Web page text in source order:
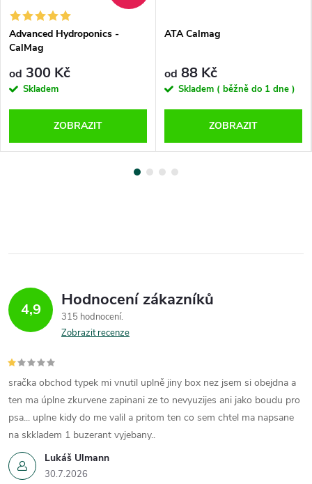
Advanced Hydroponics -
CalMag
od 300 Kč
Skladem
ZOBRAZIT
ATA Calmag
od 88 Kč
Skladem ( běžně do 1 dne )
ZOBRAZIT
4,9 Hodnocení zákazníků
315 hodnocení
Zobrazit recenze
Lukáš Ulmann
30.7.2026
sračka obchod typek mi vnutil uplně jiny box nez jsem si obejdna a
ten ma úplne zkurvene zapinani ze to nevyuzijes ani jako boudu pro
psa... uplne kidy do me valil a pritom ten co sem chtel ma napsane
na skkladem 1 buzerant vyjebany..